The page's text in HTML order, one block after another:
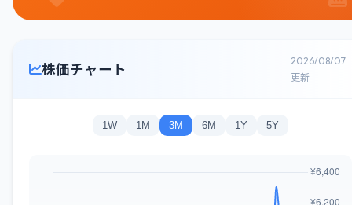
株価チャート
2026/08/07
更新
1W 1M 3M 6M 1Y 5Y